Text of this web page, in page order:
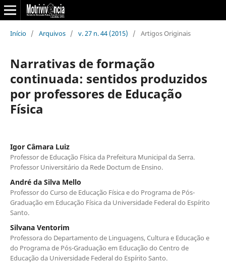
Início / Arquivos / v. 27 n. 44 (2015) / Artigos Originais
Narrativas de formação
continuada: sentidos produzidos
por professores de Educação
Física
Igor Câmara Luiz
Professor de Educação Física da Prefeitura Municipal da Serra.
Professor Universitário da Rede Doctum de Ensino.
André da Silva Mello
Professor do Curso de Educação Física e do Programa de Pós-
Graduação em Educação Física da Universidade Federal do Espírito
Santo.
Silvana Ventorim
Professora do Departamento de Linguagens, Cultura e Educação e
do Programa de Pós-Graduação em Educação do Centro de
Educação da Universidade Federal do Espírito Santo.